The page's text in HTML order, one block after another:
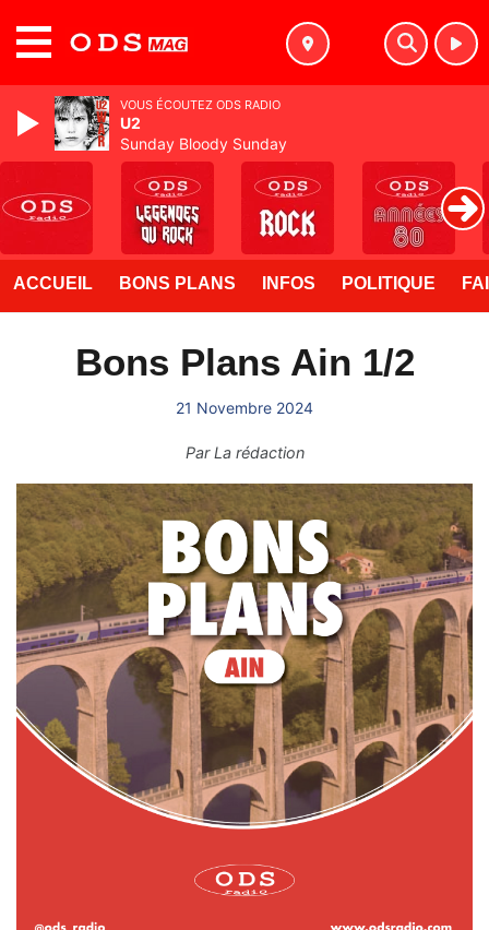
ACCUEIL BONS PLANS INFOS POLITIQUE
Bons Plans Ain 1/2
21 Novembre 2024
ParLa rédaction
VOUS ÉCOUTEZ ODS RADIO
U2
Sunday Bloody Sunday